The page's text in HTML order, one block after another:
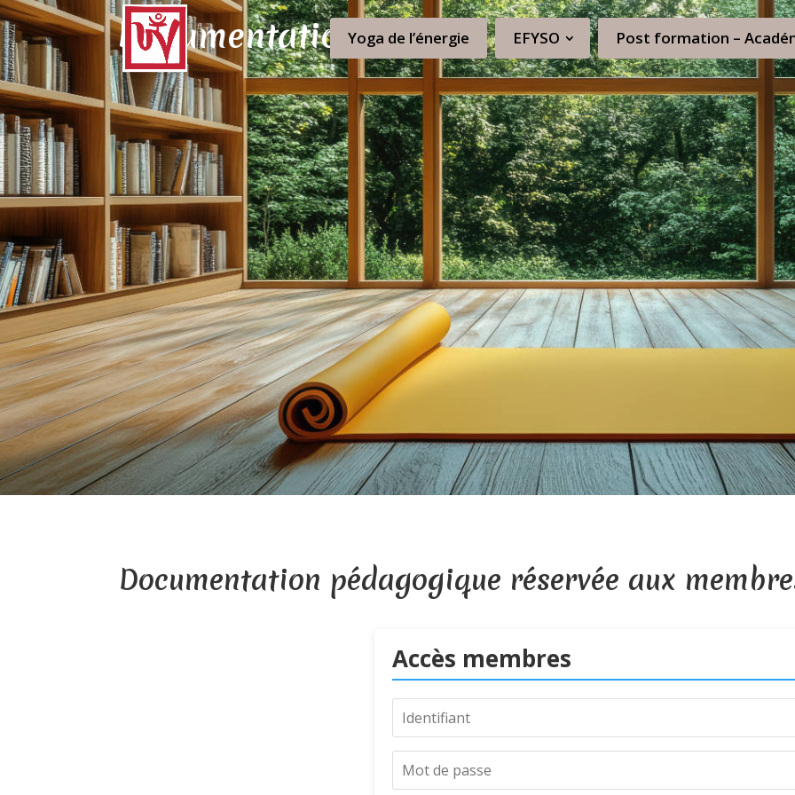
Yoga de l’énergie EFYSO Post formation –
Documentation
Documentation pédagogique réservée aux
Accès membres